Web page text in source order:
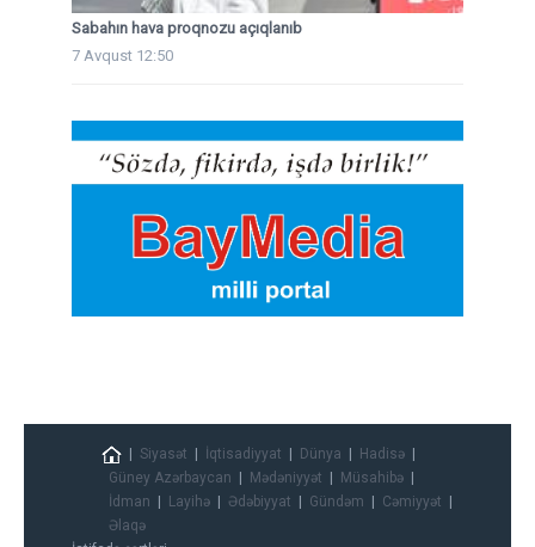
Sabahın hava proqnozu açıqlanıb
7 Avqust 12:50
Siyasət İqtisadiyyat Dünya
Hadisə
Güney Azərbaycan
Mədəniyyət
Müsahibə
İdman
Layihə Ədəbiyyat Gündəm
Cəmiyyət
Əlaqə